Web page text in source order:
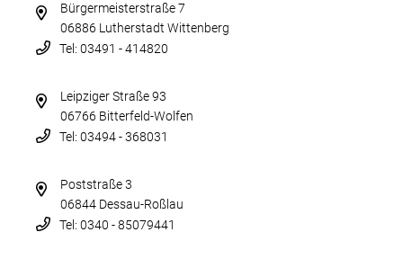
Bürgermeisterstraße 7
06886 Lutherstadt Wittenberg
Tel: 03491 - 414820
Leipziger Straße 93
06766 Bitterfeld-Wolfen
Tel: 03494 - 368031
Poststraße 3
06844 Dessau-Roßlau
Tel: 0340 - 85079441